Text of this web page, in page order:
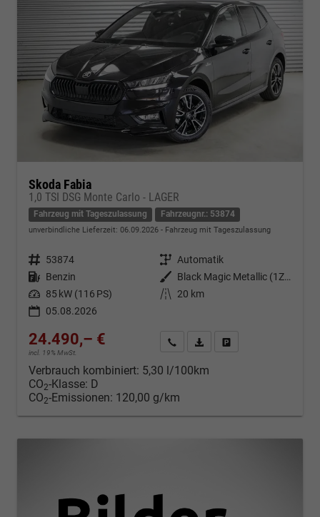
Skoda Fabia
1,0 TSI DSG Monte Carlo - LAGER
Fahrzeug mit Tageszulassung Fahrzeugnr.: 53874
unverbindliche Lieferzeit: 06.09.2026 Fahrzeug mit Tageszulassung
Fahrzeugnr. 53874 Getriebe Automatik
Kraftstoff Benzin Außenfarbe
Black Magic Metallic (1Z1Z)
Leistung 85 kW (116 PS) Kilometerstand
20 km
05.08.2026
24.490,– €
incl. 19% MwSt.
Kontakt & Angebot anfordern
PDF-Datei, Fahrzeugexposé
Verbrauch kombiniert: 5,30 l/100km
CO2-Klasse: D
CO2-Emissionen: 120,00 g/km